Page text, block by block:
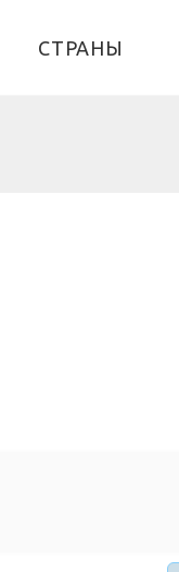
СТРАНЫ